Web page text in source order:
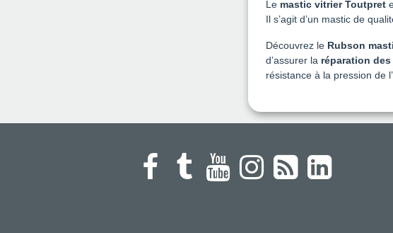
Le mastic vitrier Toutpret
Il s’agit d’un mastic de
Découvrez le Rubson
d’assurer la réparation
résistance à la pression de